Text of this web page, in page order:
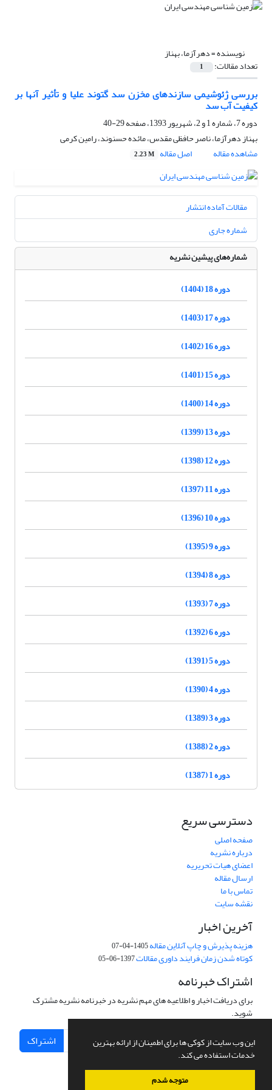
این وب سایت از کوکی ها برای اطمینان از ارائه بهترین
خدمات استفاده می کند.
متوجه شدم
نویسنده =دهرآزما، بهناز
تعداد مقالات: 1
بررسی ژئوشیمی سازندهای مخزن سد گتوند علیا و تأثیر آنها بر
کیفیت آب سد
دوره 7، شماره 1 و 2، شهریور 1393، صفحه
29-40
بهناز دهرآزما، ناصر حافظی مقدس، مائده حسنوند، رامین کرمی
مشاهده مقاله
اصل مقاله 2.23 M
مقالات آماده انتشار
شماره جاری
شماره‌های پیشین نشریه
دوره 18 (1404)
دوره 17 (1403)
دوره 16 (1402)
دوره 15 (1401)
دوره 14 (1400)
دوره 13 (1399)
دوره 12 (1398)
دوره 11 (1397)
دوره 10 (1396)
دوره 9 (1395)
دوره 8 (1394)
دوره 7 (1393)
دوره 6 (1392)
دوره 5 (1391)
دوره 4 (1390)
دوره 3 (1389)
دوره 2 (1388)
دوره 1 (1387)
دسترسی سریع
صفحه اصلی
درباره نشریه
اعضای هیات تحریریه
ارسال مقاله
تماس با ما
نقشه سایت
آخرین اخبار
هزینه پذیرش و چاپ آنلاین مقاله1405-04-07
کوتاه شدن زمان فرایند داوری مقالات1397-06-05
اشتراک خبرنامه
برای دریافت اخبار و اطلاعیه های مهم نشریه در خبرنامه نشریه مشترک
شوید.
اشتراک